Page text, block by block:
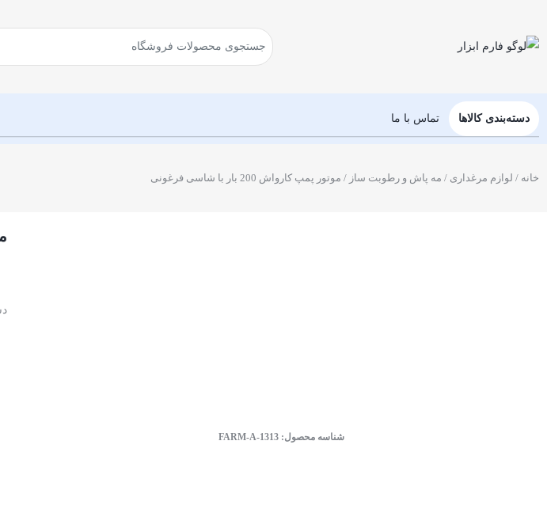
دسته‌بندی کالاها تماس با ما
خانه / لوازم مرغداری / مه پاش و رطوبت ساز / موتور پمپ کارواش 200 بار با شاسی فرغونی
شناسه محصول:FARM-A-1313